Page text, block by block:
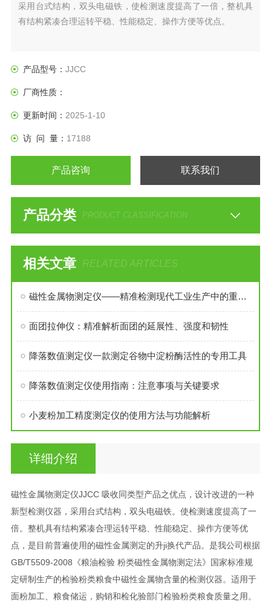
采用台式结构，双头电磁铁，使检测速度提高了一倍，整机具
有结构紧凑合理运转平稳、性能稳定、操作方便等优点。
产品型号： JJCC
厂商性质：
更新时间： 2025-1-10
访 问 量： 17188
产品咨询 联系我们
产品分类 PRODUCT CLASSIFICATION
相关文章 RELATED ARTICLES
磁性金属物测定仪——精准检测现代工业生产中的重要设备
面团拉伸仪：精准解析面团的延展性、强度和韧性
降落数值测定仪一款测定谷物中淀粉酶活性的专用工具
降落数值测定仪使用指南：注意事项与关键要求
小麦粉加工精度测定仪的使用方法与功能解析
详细介绍
磁性金属物测定仪JJCC 吸收同类型产品之优点，设计改进的一种
新型检测仪器，采用台式结构，双头电磁铁。使检测速度提高了一
倍。整机具有结构紧凑合理运转平稳、性能稳定、操作方便等优
点，是目前普遍使用的磁性金属测定的升ji换代产品。是我公司根据
GB/T5509-2008《粮油检验 粉类磁性金属物测定法》国家标准规
定研制生产的检验粉类粮食中磁性金属物含量的检测仪器。适用于
面粉加工、粮食储运，购销和检化验部门检验粉类粮食质量之用。